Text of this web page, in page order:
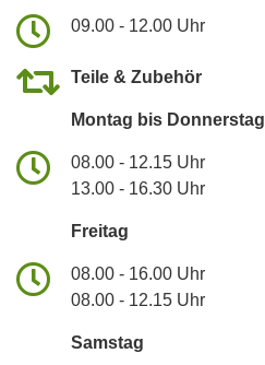
09.00 - 12.00 Uhr
Teile & Zubehör
Montag bis Donnerstag
08.00 - 12.15 Uhr
13.00 - 16.30 Uhr
Freitag
08.00 - 16.00 Uhr
08.00 - 12.15 Uhr
Samstag